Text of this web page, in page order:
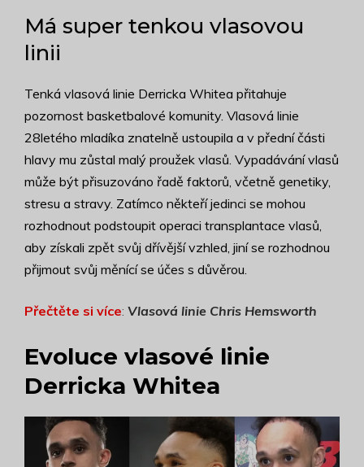
Má super tenkou vlasovou
linii
Tenká vlasová linie Derricka Whitea přitahuje
pozornost basketbalové komunity. Vlasová linie
28letého mladíka znatelně ustoupila a v přední části
hlavy mu zůstal malý proužek vlasů. Vypadávání vlasů
může být přisuzováno řadě faktorů, včetně genetiky,
stresu a stravy. Zatímco někteří jedinci se mohou
rozhodnout podstoupit operaci transplantace vlasů,
aby získali zpět svůj dřívější vzhled, jiní se rozhodnou
přijmout svůj měnící se účes s důvěrou.
Přečtěte si více: Vlasová linie Chris Hemsworth
Evoluce vlasové linie
Derricka Whitea